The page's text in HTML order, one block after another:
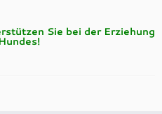
Sie bei der Erziehung